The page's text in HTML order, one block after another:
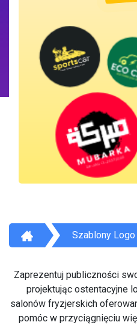
Szablony Logo
Zaprezentuj publiczności
projektując ostentacyjne
salonów fryzjerskich
pomóc w przyciągnięciu